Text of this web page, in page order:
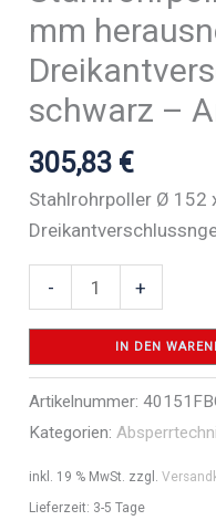
mm
schwarz –
305,83 €
Stahlrohrpoller Ø 152
-
Stahlrohrpoller
Ø
x
3,2
mm
herausnehmbar,
mit
+
IN DEN
Artikelnummer:
Kategorien:
inkl. 19 % MwSt. zzgl.
Lieferzeit: 3-5 Tage